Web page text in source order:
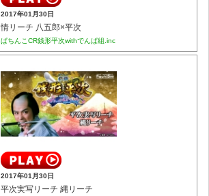
2017年01月30日
情リーチ 八五郎×平次
ぱちんこCR銭形平次withでんぱ組.inc
2017年01月30日
平次実写リーチ 縄リーチ